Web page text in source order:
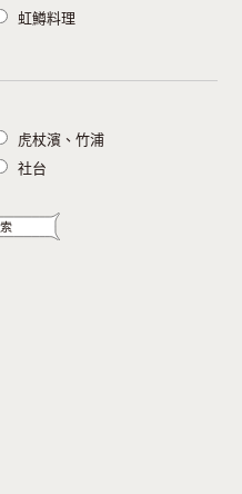
虹鱒料理
虎杖濱、竹浦
社台